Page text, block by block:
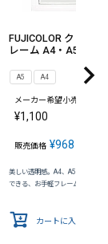
FUJICOLOR クリアー
レーム A4・A5
A5 A4
メーカー希望小売価格
¥1,100
販売価格 ¥968
美しい透明感。A4、A5サイズに
できる、お手軽フレーム
カートに入れる